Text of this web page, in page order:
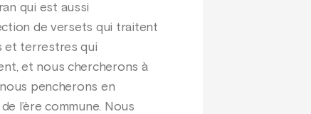
qui est aussi
de versets qui traitent
et terrestres qui
et nous chercherons à
pencherons en
l’ère commune. Nous